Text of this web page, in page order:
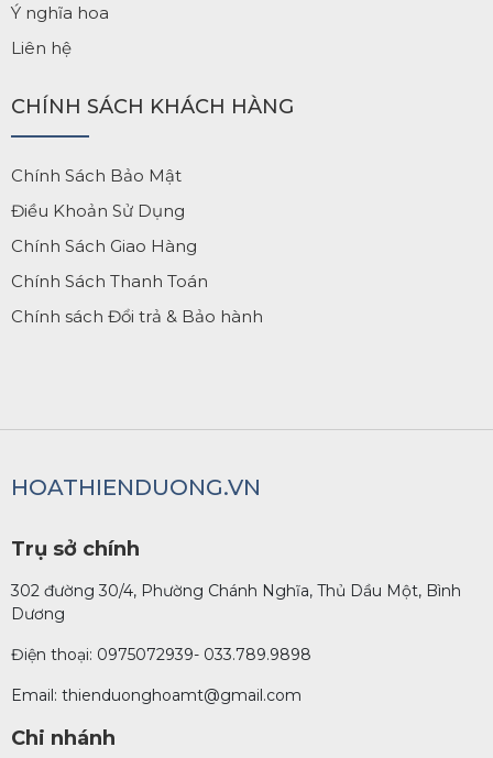
Ý nghĩa hoa
Liên hệ
CHÍNH SÁCH KHÁCH HÀNG
Chính Sách Bảo Mật
Điều Khoản Sử Dụng
Chính Sách Giao Hàng
Chính Sách Thanh Toán
Chính sách Đổi trả & Bảo hành
HOATHIENDUONG.VN
Trụ sở chính
302 đường 30/4, Phường Chánh Nghĩa, Thủ Dầu Một, Bình
Dương
Điện thoại: 0975072939- 033.789.9898
Email: thienduonghoamt@gmail.com
Chi nhánh